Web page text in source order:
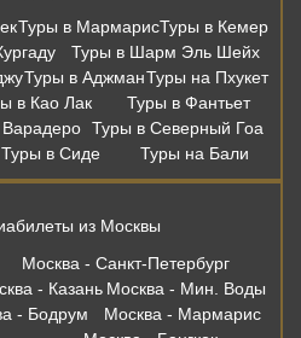
Туры в МармарисТуры в Кемер
Туры в Шарм Эль Шейх
Туры в АджманТуры на Пхукет
в Као Лак
Туры в Фантьет
Туры в Северный Гоа
Туры в Сиде Туры на Бали
из Москвы
Москва - Санкт-Петербург
- Казань Москва - Мин. Воды
- Бодрум
Москва - Мармарис